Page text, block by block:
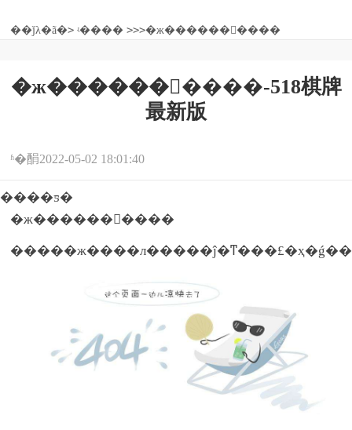
��ǰλ�ã�> ʵ���� >>>�ж����������
�ж����������-518棋牌
最新版
ʱ�䣺2022-05-02 18:01:40
����ƽ�
�ж����������